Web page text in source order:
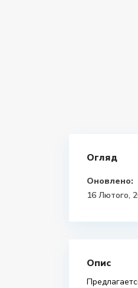
Огляд
Оновлено:
16 Лютого,
Опис